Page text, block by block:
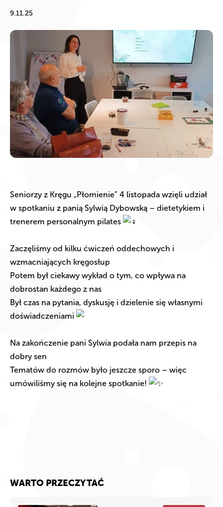
9.11.25
Seniorzy z Kręgu „Płomienie” 4 listopada wzięli udział
w spotkaniu z panią Sylwią Dybowską – dietetykiem i
trenerem personalnym pilates
Zaczęliśmy od kilku ćwiczeń oddechowych i
wzmacniających kręgosłup
Potem był ciekawy wykład o tym, co wpływa na
dobrostan każdego z nas
Był czas na pytania, dyskusję i dzielenie się własnymi
doświadczeniami
Na zakończenie pani Sylwia podała nam przepis na
dobry sen
Tematów do rozmów było jeszcze sporo – więc
umówiliśmy się na kolejne spotkanie!
WARTO PRZECZYTAĆ